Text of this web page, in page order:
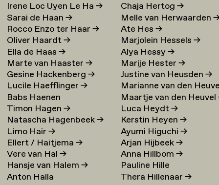
Irene Loc Uyen Le Ha→
Sarai de Haan→
Rocco Enzo ter Haar→
Oliver Haardt→
Ella de Haas→
Marte van Haaster→
Gesine Hackenberg→
Lucile Haefflinger→
Babs Haenen
Timon Hagen→
Natascha Hagenbeek→
Limo Hair→
Ellert / Haitjema→
Vere van Hal→
Hansje van Halem→
Anton Halla
Chaja Hertog→
Melle van Herwaarden
Ate Hes→
Marjolein Hessels→
Alya Hessy→
Marije Hester→
Justine van Heusden→
Marianne van den
→
Maartje van den Heuvel
Luca Heydt→
Kerstin Heyen→
Ayumi Higuchi→
Arjan Hijbeek→
Anna Hillbom→
Pauline Hille
Thera Hillenaar→